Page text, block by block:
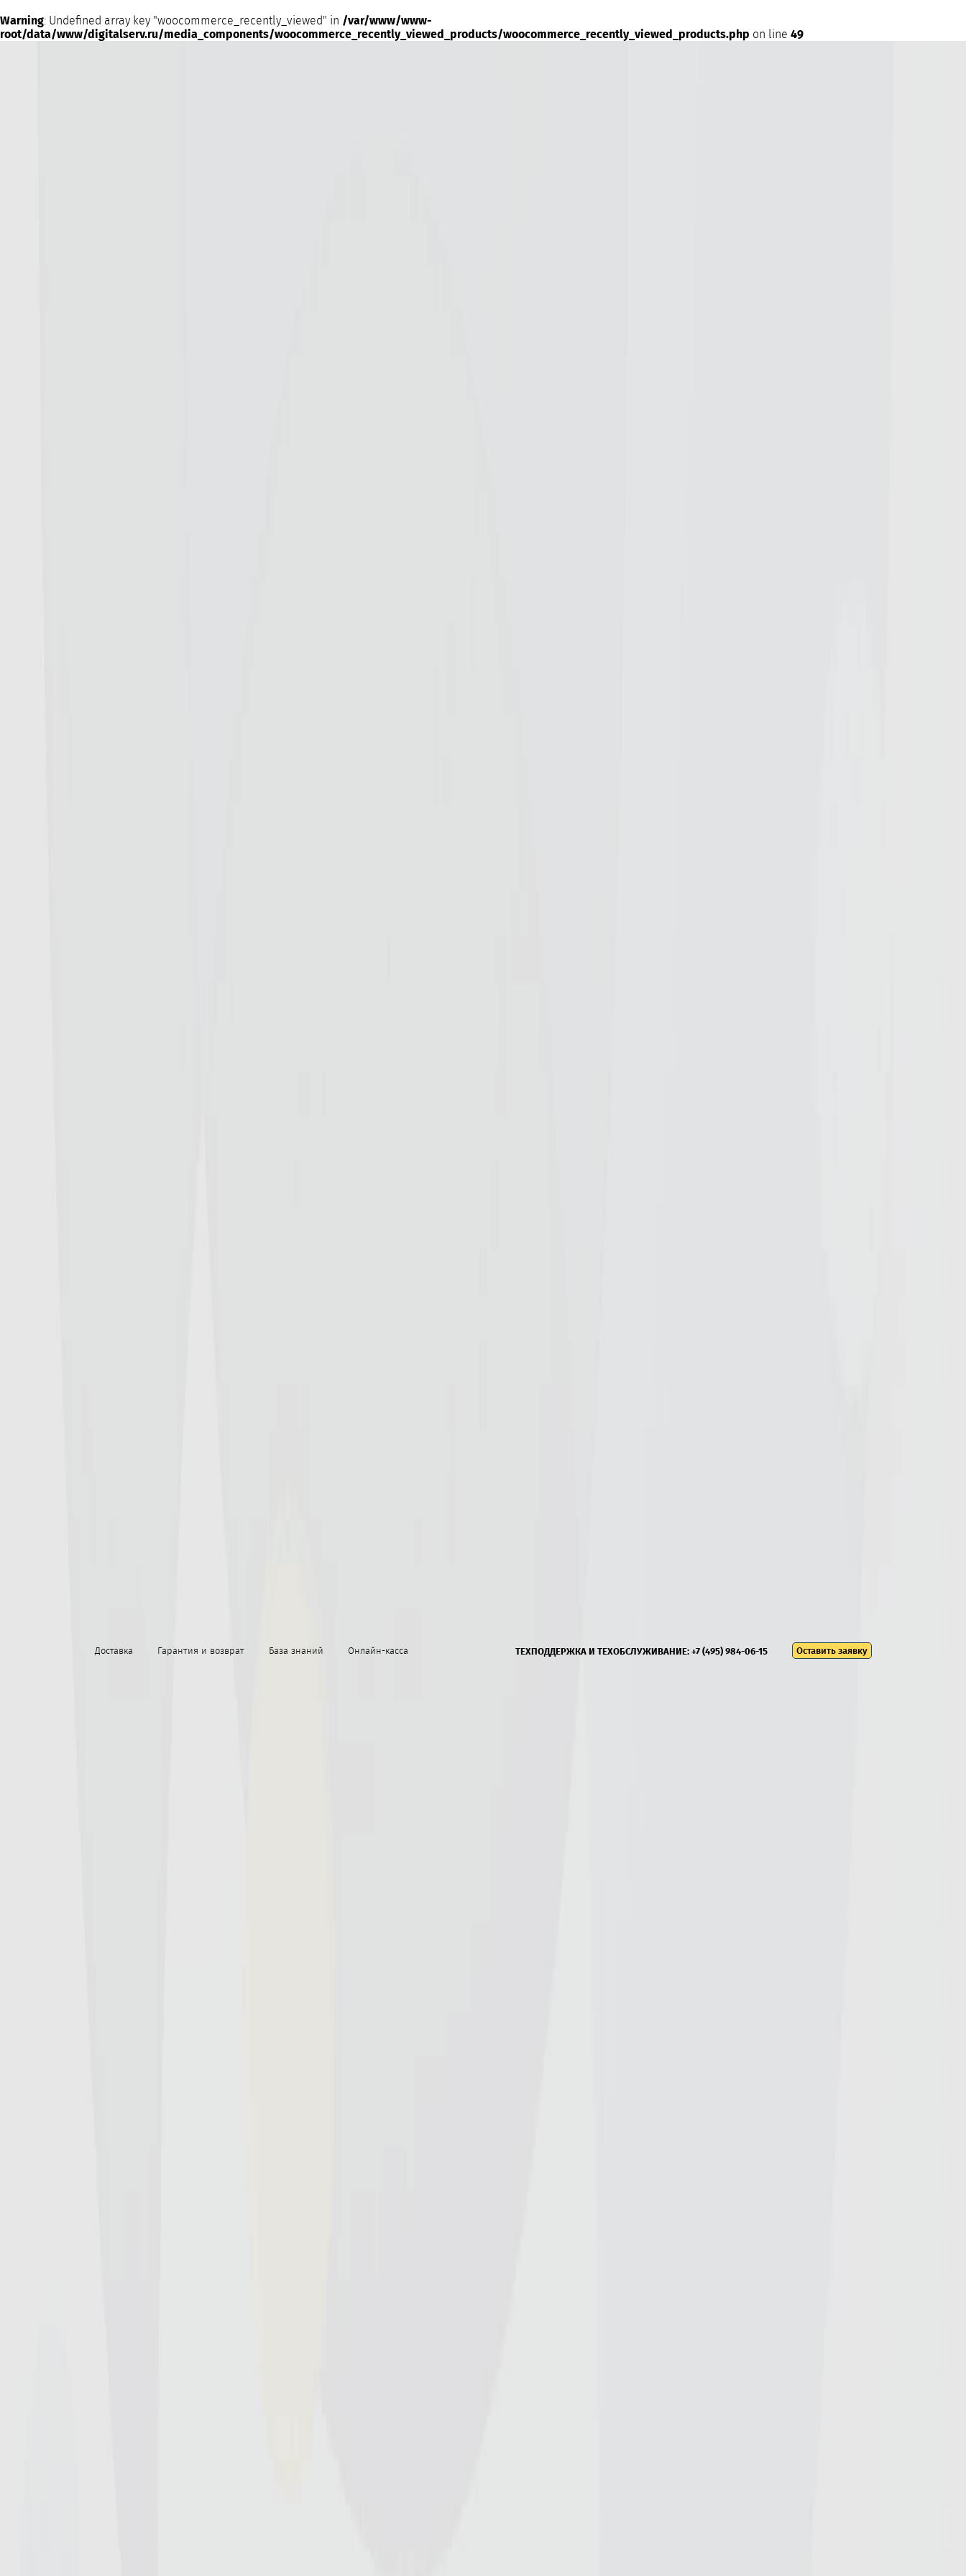
Warning: Undefined array key "woocommerce_recently_viewed" in /var/www/www-
root/data/www/digitalserv.ru/media_components/woocommerce_recently_viewed_products/woocommerce_recently_viewed_products.php on line 49
Доставка Гарантия и возврат База знаний Онлайн-касса ТЕХПОДДЕРЖКА И ТЕХОБСЛУЖИВАНИЕ: +7 (495) 984-06-15 Оставить заявку